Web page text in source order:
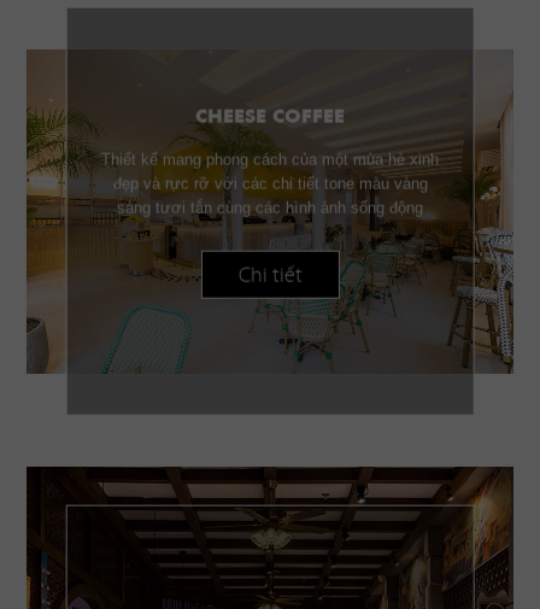
CHEESE COFFEE
Thiết kế mang phong cách của một mùa hè xinh
đẹp và rực rỡ với các chi tiết tone màu vàng
sáng tươi tắn cùng các hình ảnh sống động
Chi tiết